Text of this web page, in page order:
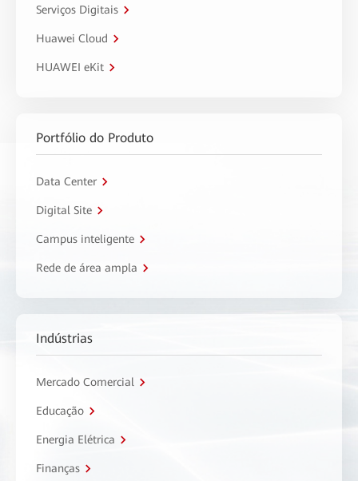
Serviços Digitais
Huawei Cloud
HUAWEI eKit
Portfólio do Produto
Data Center
Digital Site
Campus inteligente
Rede de área ampla
Indústrias
Mercado Comercial
Educação
Energia Elétrica
Finanças